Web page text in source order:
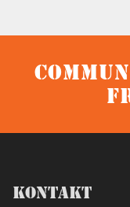
Kontakt